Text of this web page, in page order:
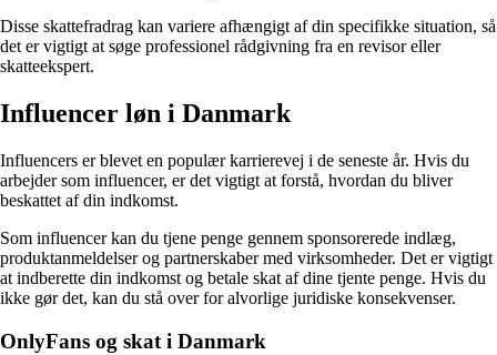
Disse skattefradrag kan variere afhængigt af din specifikke situation, så
det er vigtigt at søge professionel rådgivning fra en revisor eller
skatteekspert.
Influencer løn i Danmark
Influencers er blevet en populær karrierevej i de seneste år. Hvis du
arbejder som influencer, er det vigtigt at forstå, hvordan du bliver
beskattet af din indkomst.
Som influencer kan du tjene penge gennem sponsorerede indlæg,
produktanmeldelser og partnerskaber med virksomheder. Det er vigtigt
at indberette din indkomst og betale skat af dine tjente penge. Hvis du
ikke gør det, kan du stå over for alvorlige juridiske konsekvenser.
OnlyFans og skat i Danmark